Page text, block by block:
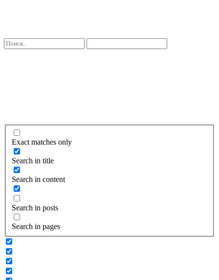
Exact matches only
Search in title
Search in content
Search in posts
Search in pages